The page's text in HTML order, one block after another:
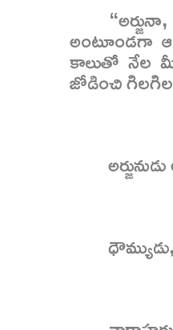
అంటూండగా ఆ
కాలుతో నేల
జోడించి